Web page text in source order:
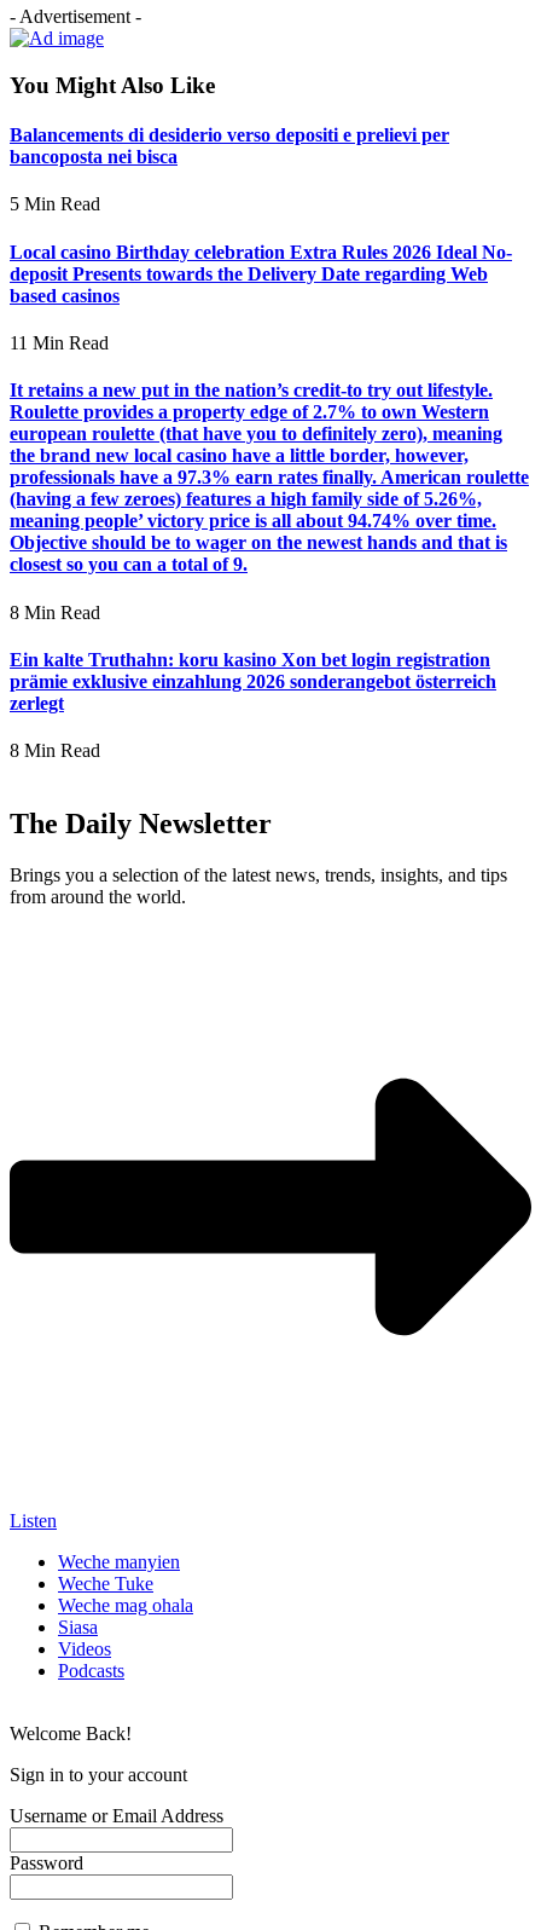
- Advertisement -
You Might Also Like
Balancements di desiderio verso depositi e prelievi per
bancoposta nei bisca
5 Min Read
Local casino Birthday celebration Extra Rules 2026 Ideal No-
deposit Presents towards the Delivery Date regarding Web
based casinos
11 Min Read
It retains a new put in the nation’s credit-to try out lifestyle.
Roulette provides a property edge of 2.7% to own Western
european roulette (that have you to definitely zero), meaning
the brand new local casino have a little border, however,
professionals have a 97.3% earn rates finally. American roulette
(having a few zeroes) features a high family side of 5.26%,
meaning people’ victory price is all about 94.74% over time.
Objective should be to wager on the newest hands and that is
closest so you can a total of 9.
8 Min Read
Ein kalte Truthahn: koru kasino Xon bet login registration
prämie exklusive einzahlung 2026 sonderangebot österreich
zerlegt
8 Min Read
The Daily Newsletter
Brings you a selection of the latest news, trends, insights, and tips
from around the world.
Listen
Weche manyien
Weche Tuke
Weche mag ohala
Siasa
Videos
Podcasts
Welcome Back!
Sign in to your account
Username or Email Address
Password